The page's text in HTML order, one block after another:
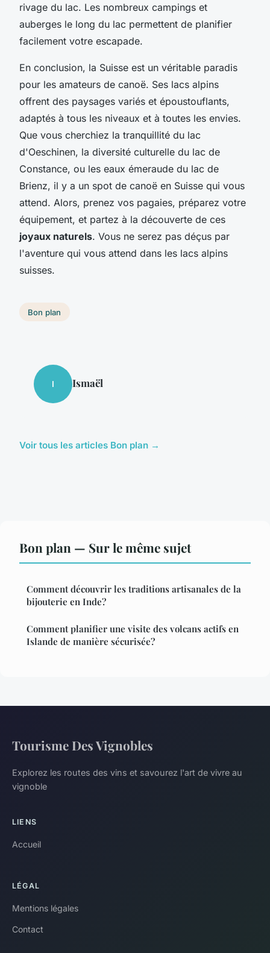
rivage du lac. Les nombreux campings et
auberges le long du lac permettent de planifier
facilement votre escapade.
En conclusion, la Suisse est un véritable paradis
pour les amateurs de canoë. Ses lacs alpins
offrent des paysages variés et époustouflants,
adaptés à tous les niveaux et à toutes les envies.
Que vous cherchiez la tranquillité du lac
d'Oeschinen, la diversité culturelle du lac de
Constance, ou les eaux émeraude du lac de
Brienz, il y a un spot de canoë en Suisse qui vous
attend. Alors, prenez vos pagaies, préparez votre
équipement, et partez à la découverte de ces
joyaux naturels. Vous ne serez pas déçus par
l'aventure qui vous attend dans les lacs alpins
suisses.
Bon plan
I Ismaël
Voir tous les articles Bon plan →
Bon plan — Sur le même sujet
Comment découvrir les traditions artisanales de la
bijouterie en Inde?
Comment planifier une visite des volcans actifs en
Islande de manière sécurisée?
Tourisme Des Vignobles
Explorez les routes des vins et savourez l'art de vivre au
vignoble
LIENS
Accueil
LÉGAL
Mentions légales
Contact